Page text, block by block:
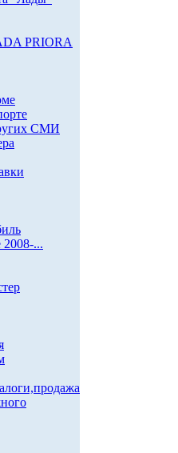
PRIORA
СМИ
2008-...